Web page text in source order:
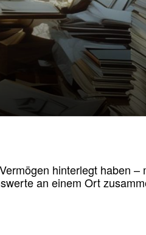
hinterlegt haben –
an einem Ort